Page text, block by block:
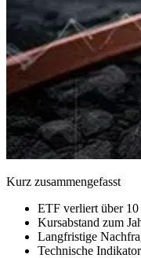
Kurz zusammengefasst
ETF verliert über
Kursabstand zum
Langfristige
Technische